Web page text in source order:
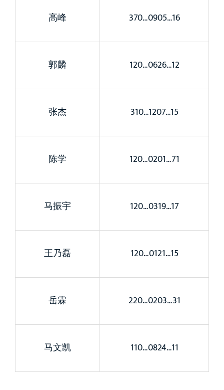
高峰 370…0905…16
郭麟 120…0626…12
张杰 310…1207…15
陈学 120…0201…71
马振宇 120…0319…17
王乃磊 120…0121…15
岳霖 220…0203…31
马文凯 110…0824…11